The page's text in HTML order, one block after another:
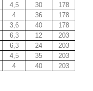
4,5 30
178
4 36
178
3,6 40
178
6,3 12
203
6,3 24
203
4,5 35
203
4 40 203